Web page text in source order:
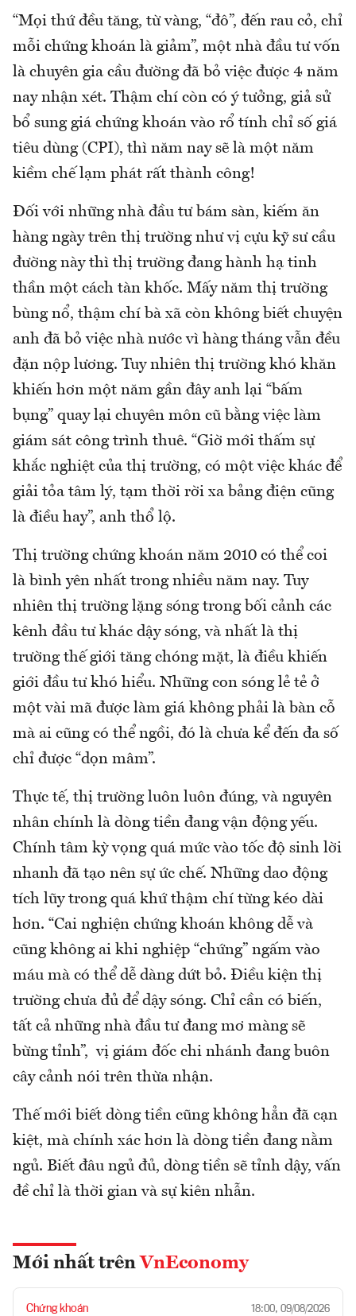
“Mọi thứ đều tăng, từ vàng, “đô”, đến rau cỏ, chỉ
mỗi chứng khoán là giảm”, một nhà đầu tư vốn
là chuyên gia cầu đường đã bỏ việc được 4 năm
nay nhận xét. Thậm chí còn có ý tưởng, giả sử
bổ sung giá chứng khoán vào rổ tính chỉ số giá
tiêu dùng (CPI), thì năm nay sẽ là một năm
kiềm chế lạm phát rất thành công!
Đối với những nhà đầu tư bám sàn, kiếm ăn
hàng ngày trên thị trường như vị cựu kỹ sư cầu
đường này thì thị trường đang hành hạ tinh
thần một cách tàn khốc. Mấy năm thị trường
bùng nổ, thậm chí bà xã còn không biết chuyện
anh đã bỏ việc nhà nước vì hàng tháng vẫn đều
đặn nộp lương. Tuy nhiên thị trường khó khăn
khiến hơn một năm gần đây anh lại “bấm
bụng” quay lại chuyên môn cũ bằng việc làm
giám sát công trình thuê. “Giờ mới thấm sự
khắc nghiệt của thị trường, có một việc khác để
giải tỏa tâm lý, tạm thời rời xa bảng điện cũng
là điều hay”, anh thổ lộ.
Thị trường chứng khoán năm 2010 có thể coi
là bình yên nhất trong nhiều năm nay. Tuy
nhiên thị trường lặng sóng trong bối cảnh các
kênh đầu tư khác dậy sóng, và nhất là thị
trường thế giới tăng chóng mặt, là điều khiến
giới đầu tư khó hiểu. Những con sóng lẻ tẻ ở
một vài mã được làm giá không phải là bàn cỗ
mà ai cũng có thể ngồi, đó là chưa kể đến đa số
chỉ được “dọn mâm”.
Thực tế, thị trường luôn luôn đúng, và nguyên
nhân chính là dòng tiền đang vận động yếu.
Chính tâm kỳ vọng quá mức vào tốc độ sinh lời
nhanh đã tạo nên sự ức chế. Những dao động
tích lũy trong quá khứ thậm chí từng kéo dài
hơn. “Cai nghiện chứng khoán không dễ và
cũng không ai khi nghiệp “chứng” ngấm vào
máu mà có thể dễ dàng dứt bỏ. Điều kiện thị
trường chưa đủ để dậy sóng. Chỉ cần có biến,
tất cả những nhà đầu tư đang mơ màng sẽ
bừng tỉnh”, vị giám đốc chi nhánh đang buôn
cây cảnh nói trên thừa nhận.
Thế mới biết dòng tiền cũng không hẳn đã cạn
kiệt, mà chính xác hơn là dòng tiền đang nằm
ngủ. Biết đâu ngủ đủ, dòng tiền sẽ tỉnh dậy, vấn
đề chỉ là thời gian và sự kiên nhẫn.
Mới nhất trên VnEconomy
Chứng khoán 18:00, 09/08/2026